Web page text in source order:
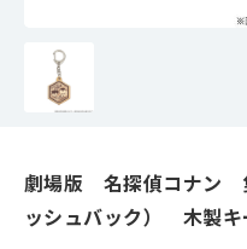
劇場版 名探偵コナン
ッシュバック） 木製キ